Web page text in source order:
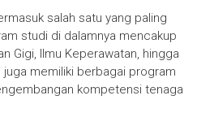
salah satu yang paling
studi di dalamnya mencakup
Gigi, Ilmu Keperawatan, hingga
juga memiliki berbagai program
kompetensi tenaga